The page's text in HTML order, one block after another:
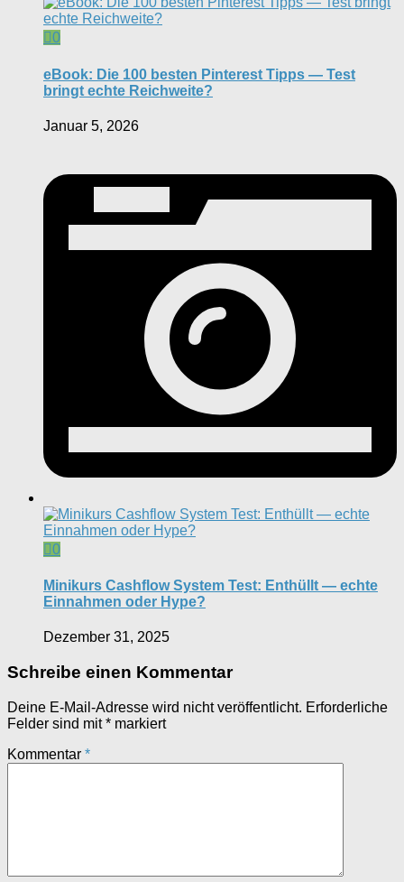
0
eBook: Die 100 besten Pinterest Tipps — Test
bringt echte Reichweite?
Januar 5, 2026
0
Minikurs Cashflow System Test: Enthüllt — echte
Einnahmen oder Hype?
Dezember 31, 2025
Schreibe einen Kommentar
Deine E-Mail-Adresse wird nicht veröffentlicht. Erforderliche
Felder sind mit* markiert
Kommentar *